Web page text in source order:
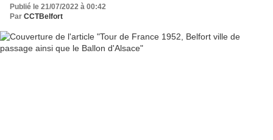
Publié le 21/07/2022 à 00:42
Par CCTBelfort